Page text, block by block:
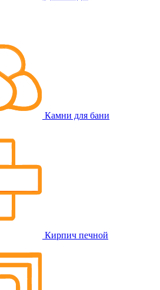
Камни для бани
Кирпич печной